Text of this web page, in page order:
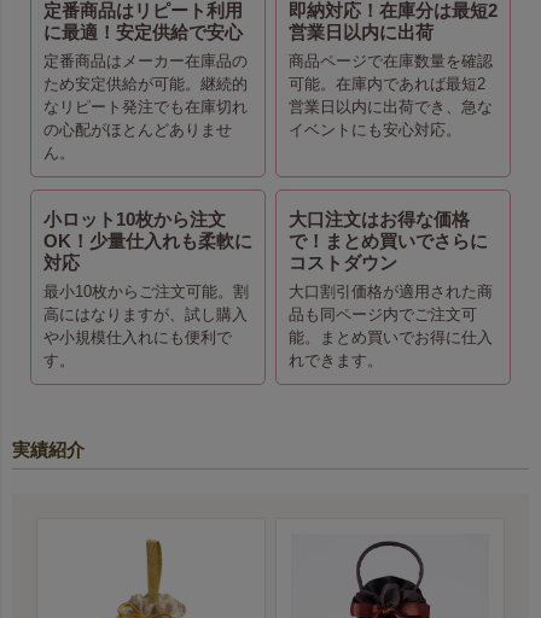
定番商品はリピート利用
に最適！安定供給で安心
定番商品はメーカー在庫品の
ため安定供給が可能。継続的
なリピート発注でも在庫切れ
の心配がほとんどありませ
ん。
即納対応！在庫分は最短2
営業日以内に出荷
商品ページで在庫数量を確認
可能。在庫内であれば最短2
営業日以内に出荷でき、急な
イベントにも安心対応。
小ロット10枚から注文
OK！少量仕入れも柔軟に
対応
最小10枚からご注文可能。割
高にはなりますが、試し購入
や小規模仕入れにも便利で
す。
大口注文はお得な価格
で！まとめ買いでさらに
コストダウン
大口割引価格が適用された商
品も同ページ内でご注文可
能。まとめ買いでお得に仕入
れできます。
実績紹介